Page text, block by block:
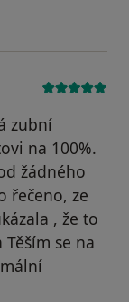
zubní
na 100%.
žádného
řečeno, ze
, že to
se na